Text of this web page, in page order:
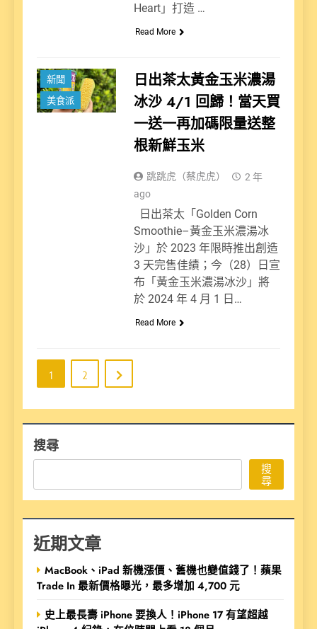
Heart」打造 …
Read More
新聞
美食派
日出茶太黃金玉米濃湯
冰沙 4/1 回歸！當天買
一送一再加碼限量送整
根新鮮玉米
跳跳虎（蔡虎虎）
2 年
ago
日出茶太「Golden Corn
Smoothie–黃金玉米濃湯冰
沙」於 2023 年限時推出創造
3 天完售佳績；今（28）日宣
布「黃金玉米濃湯冰沙」將
於 2024 年 4 月 1 日…
Read More
1 2
搜尋
搜
尋
近期文章
MacBook、iPad 新機漲價、舊機也變值錢了！蘋果
Trade In 最新價格曝光，最多增加 4,700 元
史上最長壽 iPhone 要換人！iPhone 17 有望超越